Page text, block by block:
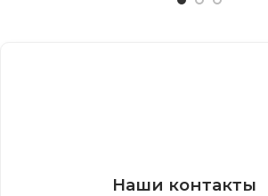
Наши контакты